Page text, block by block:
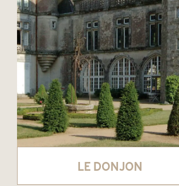
LE DONJON